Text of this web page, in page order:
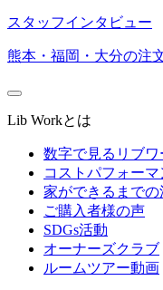
スタッフインタビュー
熊本・福岡・大分の注
Lib Workとは
数字で見るリブワ
コストパフォーマ
家ができるまでの
ご購入者様の声
SDGs活動
オーナーズクラブ
ルームツアー動画